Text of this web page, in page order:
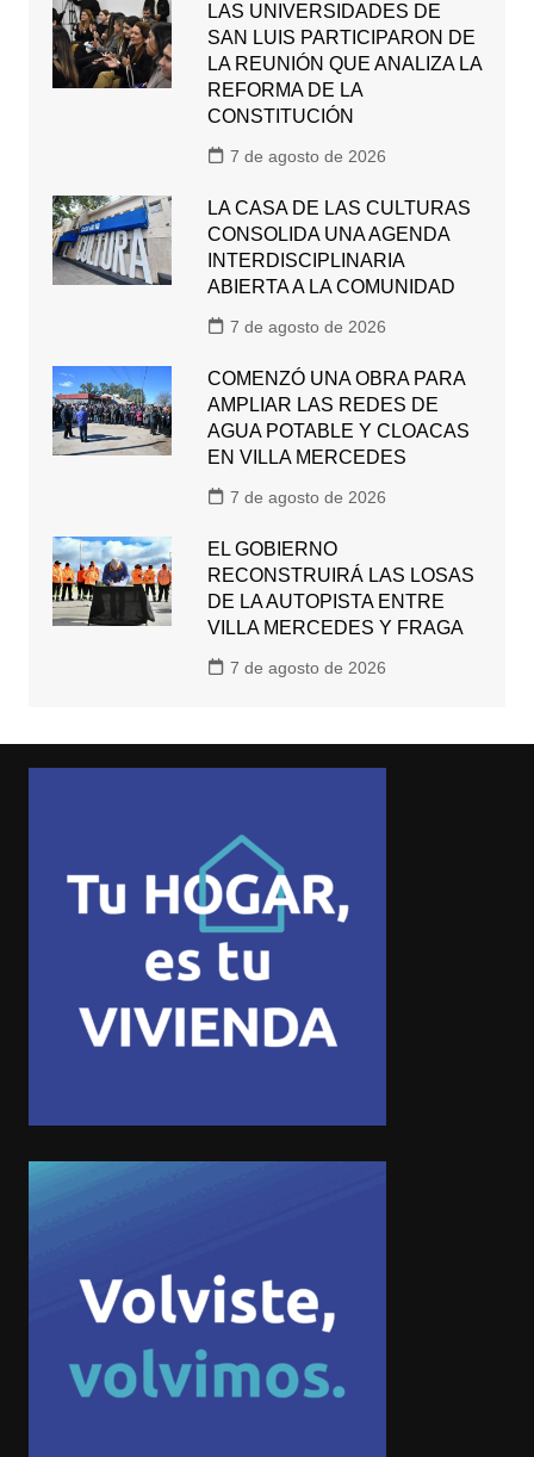
LAS UNIVERSIDADES DE
SAN LUIS PARTICIPARON DE
LA REUNIÓN QUE ANALIZA LA
REFORMA DE LA
CONSTITUCIÓN
7 de agosto de 2026
LA CASA DE LAS CULTURAS
CONSOLIDA UNA AGENDA
INTERDISCIPLINARIA
ABIERTA A LA COMUNIDAD
7 de agosto de 2026
COMENZÓ UNA OBRA PARA
AMPLIAR LAS REDES DE
AGUA POTABLE Y CLOACAS
EN VILLA MERCEDES
7 de agosto de 2026
EL GOBIERNO
RECONSTRUIRÁ LAS LOSAS
DE LA AUTOPISTA ENTRE
VILLA MERCEDES Y FRAGA
7 de agosto de 2026